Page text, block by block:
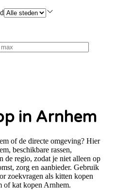
in Arnhem
of de directe omgeving? Hier
beschikbare rassen,
de regio, zodat je niet alleen op
zorg en aanbieder. Gebruik
zoekvragen als kitten kopen
of kat kopen Arnhem.